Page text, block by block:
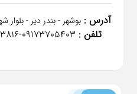
آدرس : بوشهر - بندر دیر -
تلفن : ٠٩١٧٣٧٠٥٤٠٣-07735423816-09933741215